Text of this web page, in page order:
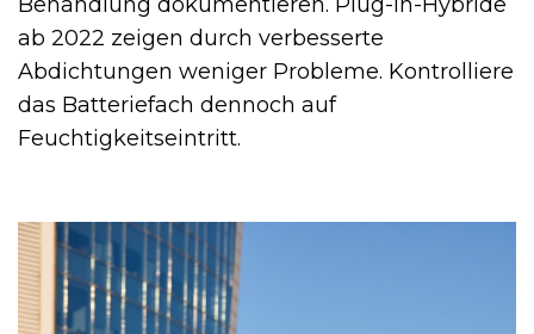
ab 2022 zeigen durch verbesserte
Abdichtungen weniger Probleme. Kontrolliere
das Batteriefach dennoch auf
Feuchtigkeitseintritt.